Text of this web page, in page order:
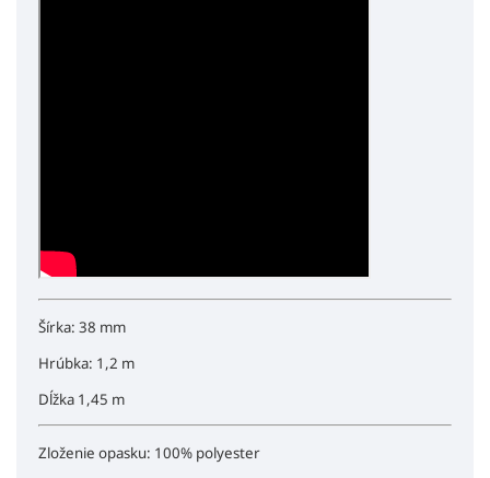
Šírka: 38 mm
Hrúbka: 1,2 m
Dĺžka 1,45 m
Zloženie opasku: 100% polyester